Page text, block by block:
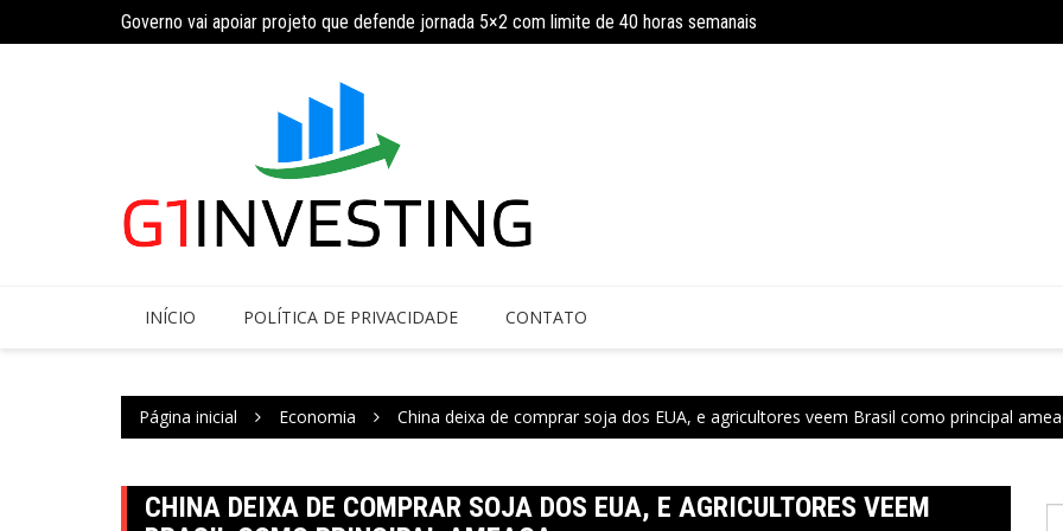
Governo vai apoiar projeto que defende jornada 5×2 com limite de 40 horas semanais
INSS amplia temporariamente prazo de auxílio-doença sem perícia; entenda mudanças
Concurso do IBGE tem 9 mil vagas
INÍCIO POLÍTICA DE PRIVACIDADE CONTATO
Página inicial Economia China deixa de comprar soja dos EUA, e agricultores veem Brasil como principal
CHINA DEIXA DE COMPRAR SOJA DOS EUA, E AGRICULTORES VEEM